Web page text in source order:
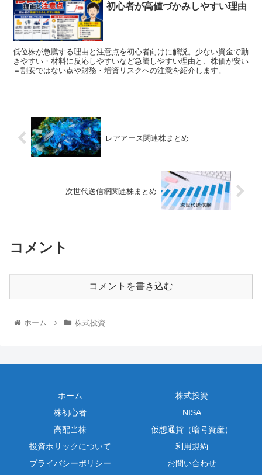
初心者が高値づかみしやすい理由
低位株が急騰する理由と注意点を初心者向けに解説。少ない資金で動
きやすい・材料に反応しやすいなど急騰しやすい理由と、株価が安い
＝割安ではない点や財務・増資リスクへの注意を紹介します。
レアアース関連株まとめ
次世代送信網関連株まとめ
コメント
コメントを書き込む
ホーム 株式投資
ホーム
株式投資
株初心者
NISA
高配当株
仮想通貨（暗号資産）
投資ホリックについて
利用規約
プライバシーポリシー
お問い合わせ